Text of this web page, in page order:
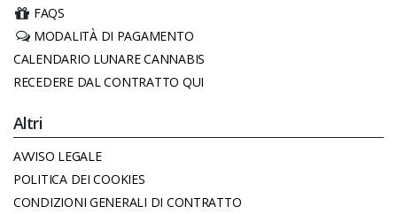
FAQS
MODALITÀ DI PAGAMENTO
CALENDARIO LUNARE CANNABIS
RECEDERE DAL CONTRATTO QUI
Altri
AVVISO LEGALE
POLITICA DEI COOKIES
CONDIZIONI GENERALI DI CONTRATTO